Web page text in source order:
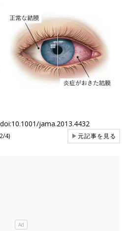
jama.2013.4432
4) ▶元記事を見る